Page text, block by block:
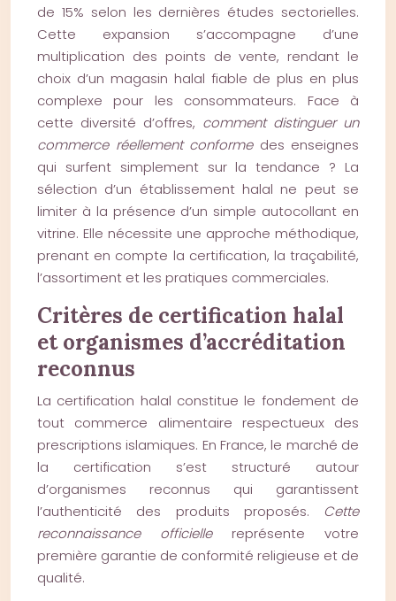
de 15% selon les dernières études sectorielles.
Cette expansion s’accompagne d’une
multiplication des points de vente, rendant le
choix d’un magasin halal fiable de plus en plus
complexe pour les consommateurs. Face à
cette diversité d’offres, comment distinguer un
commerce réellement conforme des enseignes
qui surfent simplement sur la tendance ? La
sélection d’un établissement halal ne peut se
limiter à la présence d’un simple autocollant en
vitrine. Elle nécessite une approche méthodique,
prenant en compte la certification, la traçabilité,
l’assortiment et les pratiques commerciales.
Critères de certification halal
et organismes d’accréditation
reconnus
La certification halal constitue le fondement de
tout commerce alimentaire respectueux des
prescriptions islamiques. En France, le marché de
la certification s’est structuré autour
d’organismes reconnus qui garantissent
l’authenticité des produits proposés. Cette
reconnaissance officielle représente votre
première garantie de conformité religieuse et de
qualité.